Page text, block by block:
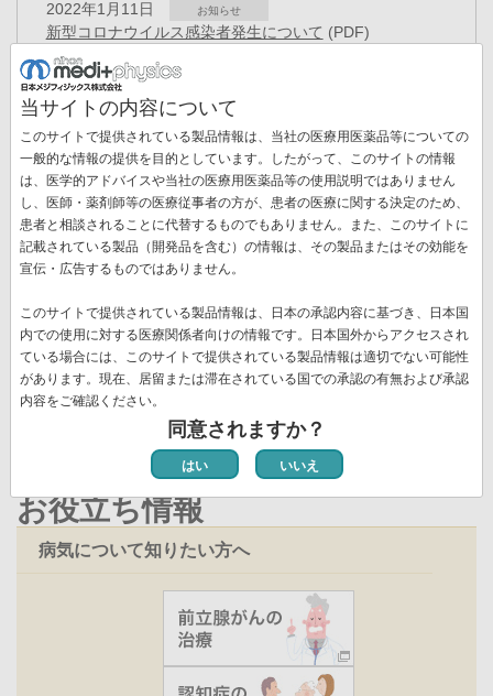
2022年1月11日 お知らせ
新型コロナウイルス感染者発生について (PDF)
2021年11月17日
特異的かつ簡便な抗体修飾技術に関する特許を取得 ～セ
ラノスティクスを具現化する放射性金属核種の抗体への付
加技術～(PDF)
2021年9月01日 お知らせ
新型コロナウイルス感染者発生について(PDF)
ペ
ー
ジ先
頭
ペ
ー
ジ
« 最初
前
ペ
ー
ジ
‹‹
ペ
ー
ジ
9
ペ
ー
ジ
10
ペ
ジ
11
ペ
ジ
12
カ
ン
ト
ペ
ー
13
ペ
ジ
14
ー
ジ
ー
ジ
ー
ジ
ペ
ー
ジ
終
ペ
ー
新着情報一覧
お役立ち情報
病気について知りたい方へ
当サイトの内容について
このサイトで提供されている製品情報は、当社の医療用医薬品等についての
一般的な情報の提供を目的としています。したがって、このサイトの情報
は、医学的アドバイスや当社の医療用医薬品等の使用説明ではありません
し、医師・薬剤師等の医療従事者の方が、患者の医療に関する決定のため、
患者と相談されることに代替するものでもありません。また、このサイトに
記載されている製品（開発品を含む）の情報は、その製品またはその効能を
宣伝・広告するものではありません。
このサイトで提供されている製品情報は、日本の承認内容に基づき、日本国
内での使用に対する医療関係者向けの情報です。日本国外からアクセスされ
ている場合には、このサイトで提供されている製品情報は適切でない可能性
があります。現在、居留または滞在されている国での承認の有無および承認
内容をご確認ください。
同意されますか？
はい いいえ